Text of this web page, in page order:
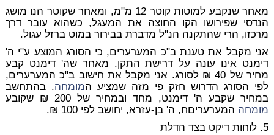
מאחר שנקבע למוטות קוטר 12 מ"מ, ומאחר שקוטר הנו מושג
הנדסי שפירושו הקו החוצה את המעגל, כשהוא עובר דרך
מרכזו, הרי שהתקנה הנ"ל מדברת בבירור במוט ברזל עגול.
אני מקבל את טענת ב"כ המערערים, כי הסורג המוצע ע"י ה'
דימנט אינו עונה על דרישת התקן. מאחר שה' דימנט קבע
מחיר של 40 ₪ לסורג. אני מקבל את חישוב ב"כ המערערים,
לפי הסורג הדרוש חזק פי מזה שמציע המומחה. בהתחשב
במחיר שקבע ה' דימנט, מחד ובמחיר של 200 ₪ שקובע
מומחה המערעריםח, ה' בן-עזרא, יחושב לפי 100 ₪.
5. לוחות דיקט בצד הדלת